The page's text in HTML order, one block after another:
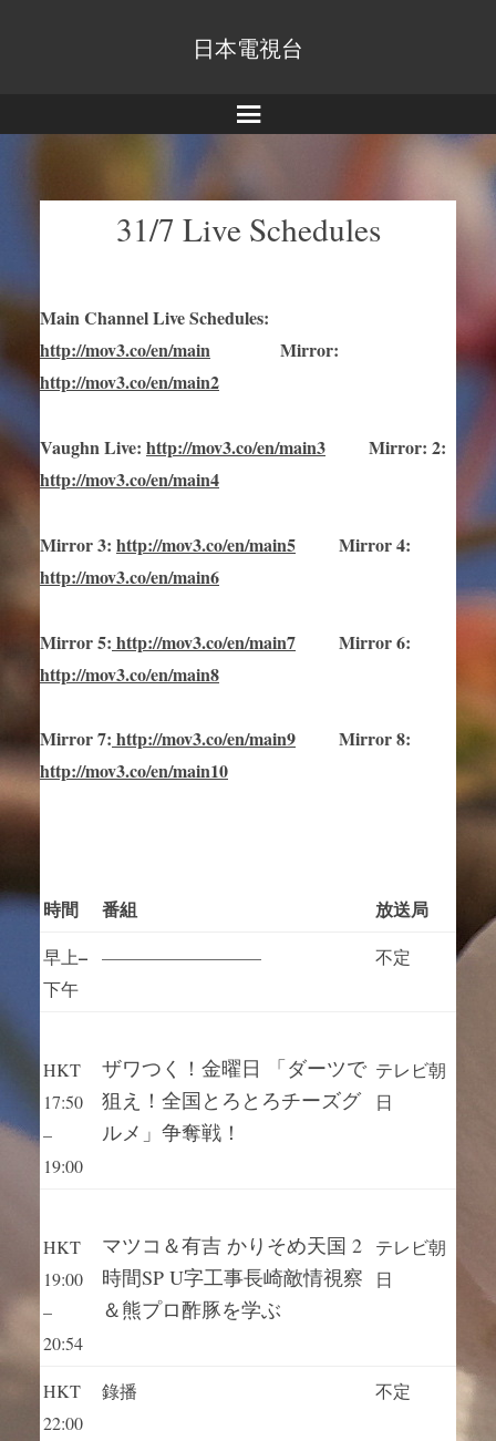
日本電視台
Menu
31/7 Live Schedules
Main Channel Live Schedules:
http://mov3.co/en/main
Mirror:
http://mov3.co/en/main2
Vaughn Live: http://mov3.co/en/main3 Mirror: 2:
http://mov3.co/en/main4
Mirror3: http://mov3.co/en/main5 Mirror4:
http://mov3.co/en/main6
Mirror5: http://mov3.co/en/main7 Mirror6:
http://mov3.co/en/main8
Mirror7: http://mov3.co/en/main9 Mirror 8:
http://mov3.co/en/main10
時間 番組 放送局
早上–
下午
————————— 不定
HKT
17:50
–
19:00
ザワつく！金曜日 「ダーツで
狙え！全国とろとろチーズグ
ルメ」争奪戦！
テレビ朝
日
HKT
19:00
–
20:54
マツコ＆有吉 かりそめ天国 2
時間SP U字工事長崎敵情視察
＆熊プロ酢豚を学ぶ
テレビ朝
日
HKT
22:00
錄播 不定